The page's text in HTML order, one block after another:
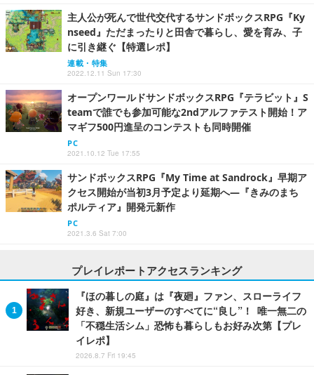
主人公が死んで世代交代するサンドボックスRPG『Ky
nseed』ただまったりと田舎で暮らし、愛を育み、子
に引き継ぐ【特選レポ】
連載・特集
2022.12.11 Sun 17:30
オープンワールドサンドボックスRPG『テラビット』S
teamで誰でも参加可能な2ndアルファテスト開始！ア
マギフ500円進呈のコンテストも同時開催
PC
2021.10.12 Tue 17:55
サンドボックスRPG『My Time at Sandrock』早期ア
クセス開始が当初3月予定より延期へ―『きみのまち
ポルティア』開発元新作
PC
2021.3.6 Sat 7:00
プレイレポートアクセスランキング
『ほの暮しの庭』は『夜廻』ファン、スローライフ
好き、新規ユーザーのすべてに“良し”！ 唯一無二の
「不穏生活シム」恐怖も暮らしもお好み次第【プレ
イレポ】
2026.8.7 Fri 19:45